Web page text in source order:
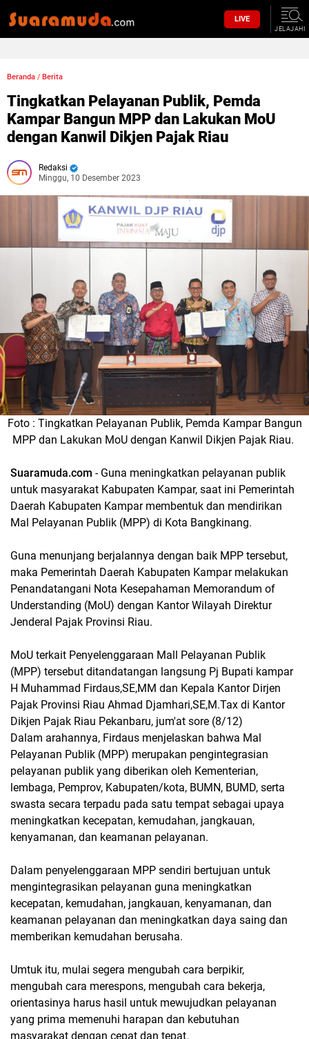
LIVE
JELAJAHI
Beranda / Berita
Tingkatkan Pelayanan Publik, Pemda
Kampar Bangun MPP dan Lakukan MoU
dengan Kanwil Dikjen Pajak Riau
Redaksi
Minggu, 10 Desember 2023
Foto : Tingkatkan Pelayanan Publik, Pemda Kampar Bangun
MPP dan Lakukan MoU dengan Kanwil Dikjen Pajak Riau.
Suaramuda.com - Guna meningkatkan pelayanan publik
untuk masyarakat Kabupaten Kampar, saat ini Pemerintah
Daerah Kabupaten Kampar membentuk dan mendirikan
Mal Pelayanan Publik (MPP) di Kota Bangkinang.
Guna menunjang berjalannya dengan baik MPP tersebut,
maka Pemerintah Daerah Kabupaten Kampar melakukan
Penandatangani Nota Kesepahaman Memorandum of
Understanding (MoU) dengan Kantor Wilayah Direktur
Jenderal Pajak Provinsi Riau.
MoU terkait Penyelenggaraan Mall Pelayanan Publik
(MPP) tersebut ditandatangan langsung Pj Bupati kampar
H Muhammad Firdaus,SE,MM dan Kepala Kantor Dirjen
Pajak Provinsi Riau Ahmad Djamhari,SE,M.Tax di Kantor
Dikjen Pajak Riau Pekanbaru, jum'at sore (8/12)
Dalam arahannya, Firdaus menjelaskan bahwa Mal
Pelayanan Publik (MPP) merupakan pengintegrasian
pelayanan publik yang diberikan oleh Kementerian,
lembaga, Pemprov, Kabupaten/kota, BUMN, BUMD, serta
swasta secara terpadu pada satu tempat sebagai upaya
meningkatkan kecepatan, kemudahan, jangkauan,
kenyamanan, dan keamanan pelayanan.
Dalam penyelenggaraan MPP sendiri bertujuan untuk
mengintegrasikan pelayanan guna meningkatkan
kecepatan, kemudahan, jangkauan, kenyamanan, dan
keamanan pelayanan dan meningkatkan daya saing dan
memberikan kemudahan berusaha.
Umtuk itu, mulai segera mengubah cara berpikir,
mengubah cara merespons, mengubah cara bekerja,
orientasinya harus hasil untuk mewujudkan pelayanan
yang prima memenuhi harapan dan kebutuhan
masyarakat dengan cepat dan tepat.